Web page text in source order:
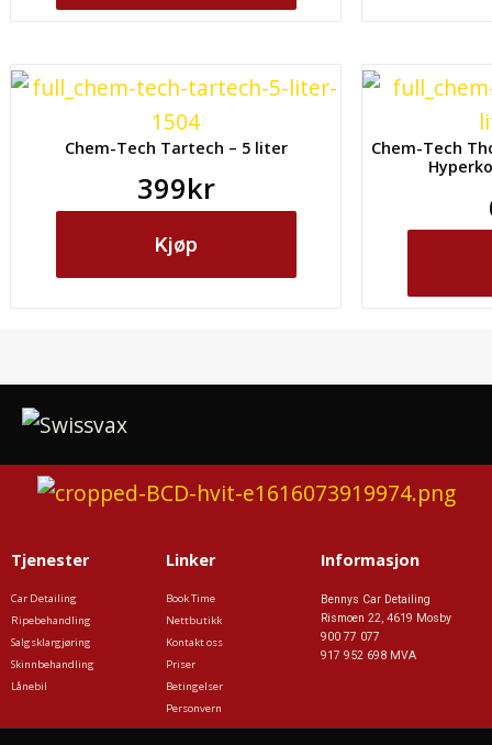
Chem-Tech Tartech – 5 liter
399kr
Kjøp
Chem-Tech
Tjenester
Car Detailing
Ripebehandling
Salgsklargjøring
Skinnbehandling
Lånebil
Linker
Book Time
Nettbutikk
Kontakt oss
Priser
Betingelser
Personvern
Informasjon
Bennys Car Detailing
Rismoen 22, 4619 Mosby
900 77 077
917 952 698 MVA